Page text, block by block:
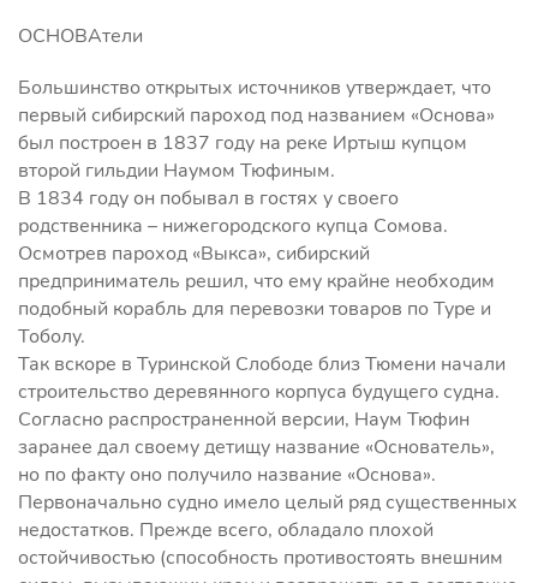
ОСНОВАтели
Большинство открытых источников утверждает, что
первый сибирский пароход под названием «Основа»
был построен в 1837 году на реке Иртыш купцом
второй гильдии Наумом Тюфиным.
В 1834 году он побывал в гостях у своего
родственника – нижегородского купца Сомова.
Осмотрев пароход «Выкса», сибирский
предприниматель решил, что ему крайне необходим
подобный корабль для перевозки товаров по Туре и
Тоболу.
Так вскоре в Туринской Слободе близ Тюмени начали
строительство деревянного корпуса будущего судна.
Согласно распространенной версии, Наум Тюфин
заранее дал своему детищу название «Основатель»,
но по факту оно получило название «Основа».
Первоначально судно имело целый ряд существенных
недостатков. Прежде всего, обладало плохой
остойчивостью (способность противостоять внешним